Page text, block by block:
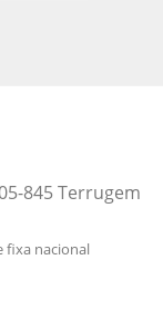
845 Terrugem
fixa nacional